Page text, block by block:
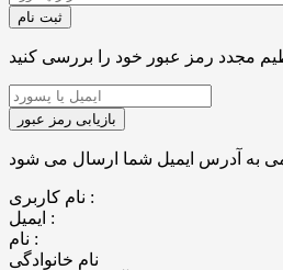
نام کاربری :
ایمیل :
نام :
نام خانوادگی